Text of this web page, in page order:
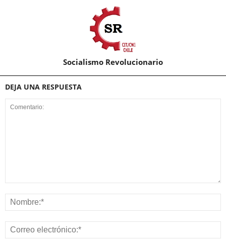
Socialismo Revolucionario
DEJA UNA RESPUESTA